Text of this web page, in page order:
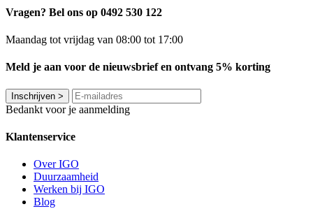
Vragen? Bel ons op 0492 530 122
Maandag tot vrijdag van 08:00 tot 17:00
Meld je aan voor de nieuwsbrief en ontvang 5% korting
Inschrijven >
Bedankt voor je aanmelding
Klantenservice
Over IGO
Duurzaamheid
Werken bij IGO
Blog